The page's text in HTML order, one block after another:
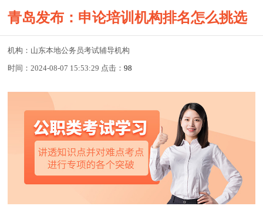
青岛发布：申论培训机构排名怎么挑选
机构：山东本地公务员考试辅导机构
时间：2024-08-07 15:53:29 点击：98